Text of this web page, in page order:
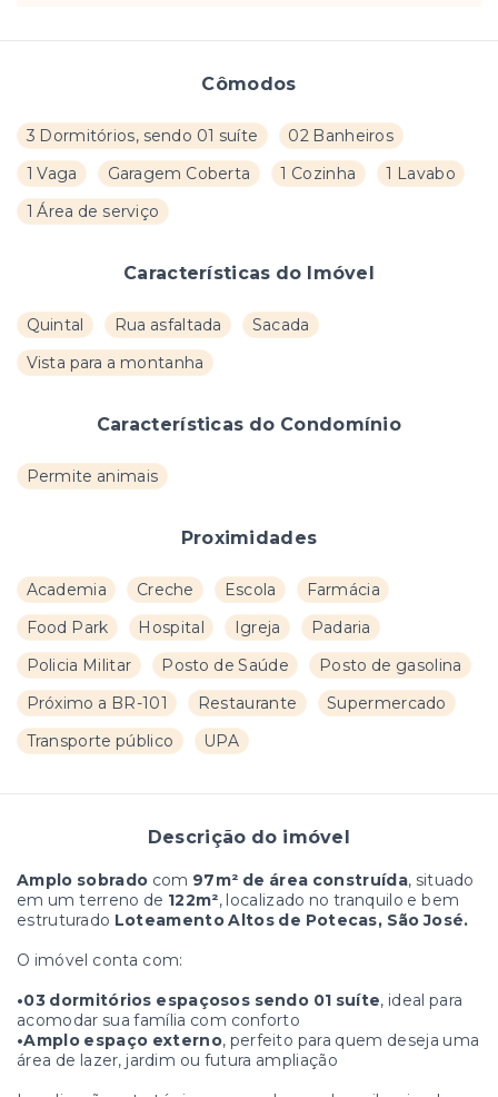
Cômodos
3 Dormitórios, sendo 01 suíte
02 Banheiros
1 Vaga
Garagem Coberta 1 Cozinha
1 Lavabo
1 Área de serviço
Características do Imóvel
Quintal Rua asfaltada
Sacada
Vista para a montanha
Características do Condomínio
Permite animais
Proximidades
Academia Creche Escola
Farmácia
Food Park
Hospital Igreja
Padaria
Policia Militar
Posto de Saúde
Posto de gasolina
Próximo a BR-101
Restaurante
Supermercado
Transporte público
UPA
Descrição do imóvel
Amplo sobrado com 97m² de área construída, situado
em um terreno de 122m², localizado no tranquilo e bem
estruturado Loteamento Altos de Potecas, São José.
O imóvel conta com:
•03 dormitórios espaçosos sendo 01 suíte, ideal para
acomodar sua família com conforto
•Amplo espaço externo, perfeito para quem deseja uma
área de lazer, jardim ou futura ampliação